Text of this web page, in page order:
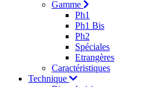
Gamme
Ph1
Ph1 Bis
Ph2
Spéciales
Etrangères
Caractéristiques
Technique